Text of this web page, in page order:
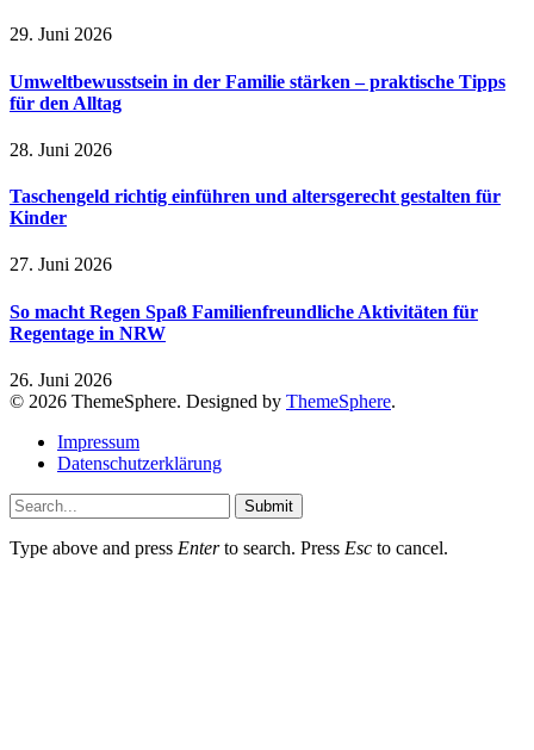
29. Juni 2026
Umweltbewusstsein in der Familie stärken – praktische Tipps
für den Alltag
28. Juni 2026
Taschengeld richtig einführen und altersgerecht gestalten für
Kinder
27. Juni 2026
So macht Regen Spaß Familienfreundliche Aktivitäten für
Regentage in NRW
26. Juni 2026
© 2026 ThemeSphere. Designed by ThemeSphere.
Impressum
Datenschutzerklärung
Submit
Type above and press Enterto search. Press Esc to cancel.